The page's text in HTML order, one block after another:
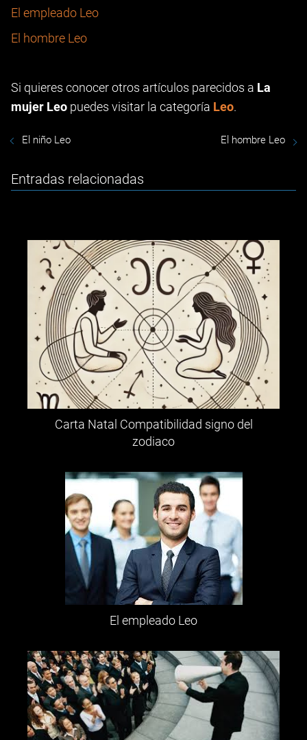
El empleado Leo
El hombre Leo
Si quieres conocer otros artículos parecidos a La
mujer Leo puedes visitar la categoría Leo.
El niño Leo El hombre Leo
Entradas relacionadas
Carta Natal Compatibilidad signo del
zodiaco
El empleado Leo